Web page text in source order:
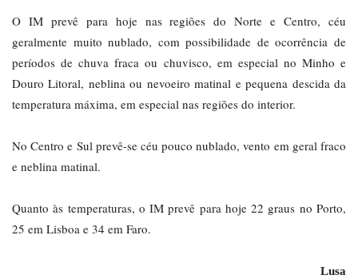
O IM prevê para hoje nas regiões do Norte e Centro, céu
geralmente muito nublado, com possibilidade de ocorrência de
períodos de chuva fraca ou chuvisco, em especial no Minho e
Douro Litoral, neblina ou nevoeiro matinal e pequena descida da
temperatura máxima, em especial nas regiões do interior.
No Centro e Sul prevê-se céu pouco nublado, vento em geral fraco
e neblina matinal.
Quanto às temperaturas, o IM prevê para hoje 22 graus no Porto,
25 em Lisboa e 34 em Faro.
Lusa